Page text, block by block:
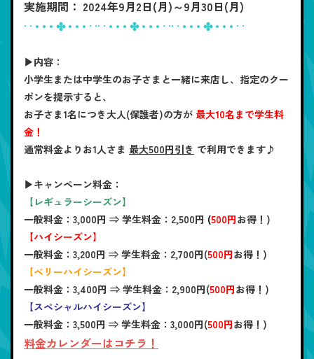
実施期間： 2024年9月2日(月)～9月30日(月)
· · • • • ✤ • • • · ·· · • • • ✤ • • • · ·· · • • • ✤ • • • · ·
▶内容：
小学生または中学生のお子さまと一緒に来店し、指定のクー
ポンを提示すると、
お子さま1名につき大人(保護者)の方が 最大10名まで学生料
金！
通常料金よりお1人さま 最大500円引き で利用できます♪
▶キャンペーン料金：
【レギュラーシーズン】
一般料金：3,000円 ⇒ 学生料金： 2,500円 (500円お得！)
【ハイシーズン】
一般料金：3,200円 ⇒ 学生料金： 2,700円(500円お得！)
【ベリーハイシーズン】
一般料金：3,400円 ⇒ 学生料金： 2,900円(500円お得！)
【スペシャルハイシーズン】
一般料金：3,500円 ⇒ 学生料金： 3,000円(500円お得！)
料金カレンダーはコチラ！